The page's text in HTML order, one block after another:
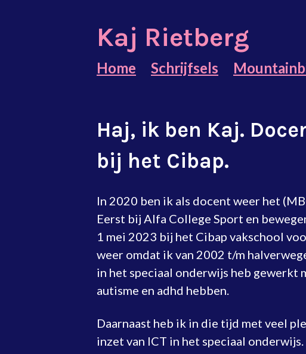
Kaj Rietberg
Home Schrijfsels
Haj, ik ben Kaj.
bij het Cibap.
In 2020 ben ik als docent weer het
Eerst bij Alfa College Sport en
1 mei 2023 bij het Cibap vakschool
weer omdat ik van 2002 t/m
in het speciaal onderwijs heb gewerkt
autisme en adhd hebben.
Daarnaast heb ik in die tijd met veel
inzet van ICT in het speciaal onderwijs.